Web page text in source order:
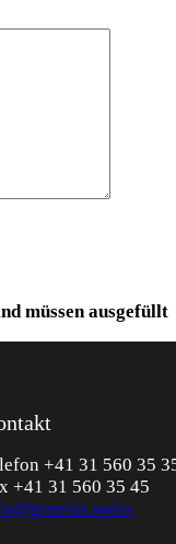
müssen ausgefüllt
+41 31 560 35
+41 31 560 35 45